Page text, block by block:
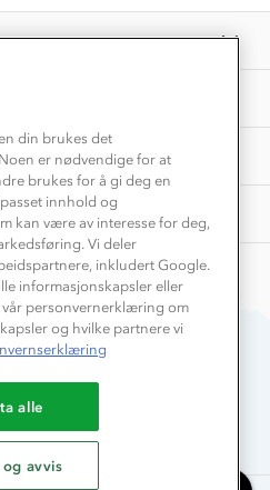
enkelt med
din brukes det
er nødvendige for at
brukes for å gi deg en
innhold og
kan være av interesse for deg,
Vi deler
inkludert Google.
informasjonskapsler eller
vår personvernerklæring om
og hvilke partnere vi
alle
og avvis